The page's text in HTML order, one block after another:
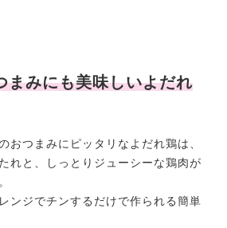
まみにも美味しいよだれ
おつまみにピッタリなよだれ鶏は、
れと、しっとりジューシーな鶏肉が
ンジでチンするだけで作られる簡単